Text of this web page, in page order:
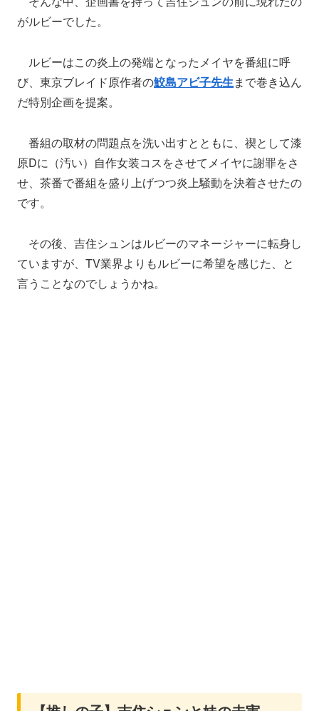
がルビーでした。
ルビーはこの炎上の発端となったメイヤを番組に呼
び、東京ブレイド原作者の鮫島アビ子先生まで巻き込ん
だ特別企画を提案。
番組の取材の問題点を洗い出すとともに、禊として漆
原Dに（汚い）自作女装コスをさせてメイヤに謝罪をさ
せ、茶番で番組を盛り上げつつ炎上騒動を決着させたの
です。
その後、吉住シュンはルビーのマネージャーに転身し
ていますが、TV業界よりもルビーに希望を感じた、と
言うことなのでしょうかね。